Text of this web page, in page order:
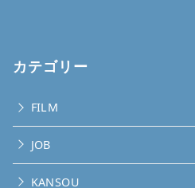
カテゴリー
FILM
JOB
KANSOU